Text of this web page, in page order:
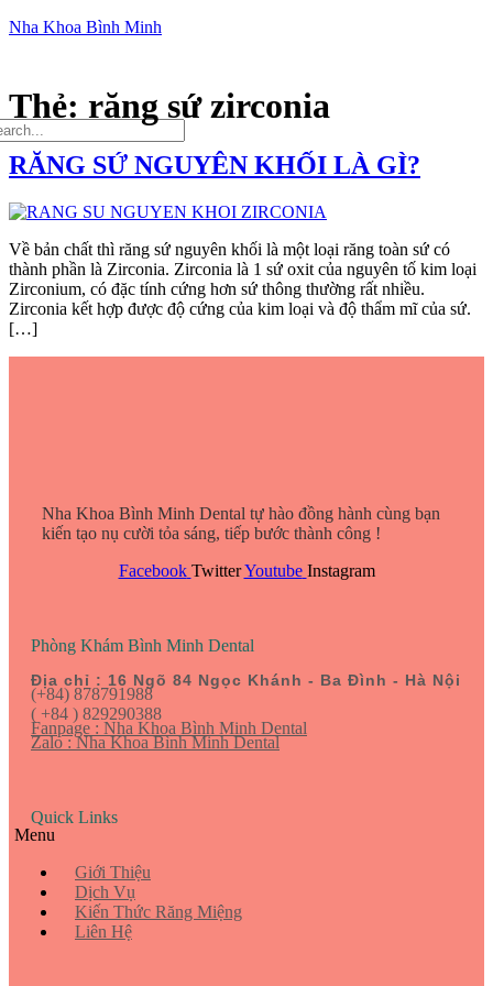
Nha Khoa Bình Minh
Thẻ: răng sứ zirconia
RĂNG SỨ NGUYÊN KHỐI LÀ GÌ?
Về bản chất thì răng sứ nguyên khối là một loại răng toàn sứ có
thành phần là Zirconia. Zirconia là 1 sứ oxit của nguyên tố kim loại
Zirconium, có đặc tính cứng hơn sứ thông thường rất nhiều.
Zirconia kết hợp được độ cứng của kim loại và độ thẩm mĩ của sứ.
[…]
Nha Khoa Bình Minh Dental tự hào đồng hành cùng bạn
kiến tạo nụ cười tỏa sáng, tiếp bước thành công !
Facebook Twitter Youtube Instagram
Phòng Khám Bình Minh Dental
Địa chỉ : 16 Ngõ 84 Ngọc Khánh - Ba Đình - Hà Nội
(+84) 878791988
( +84 ) 829290388
Fanpage : Nha Khoa Bình Minh Dental
Zalo : Nha Khoa Bình Minh Dental
Quick Links
Menu
Giới Thiệu
Dịch Vụ
Kiến Thức Răng Miệng
Liên Hệ